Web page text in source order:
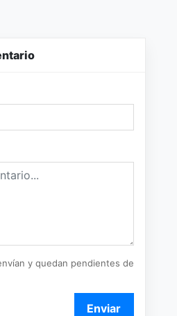
y quedan pendientes de
Enviar